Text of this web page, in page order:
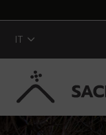
Skip to Main Content
IT